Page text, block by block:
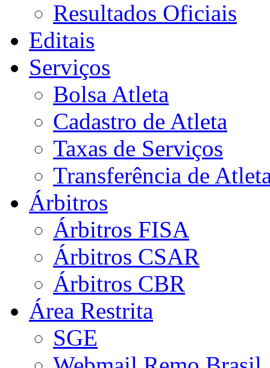
Resultados Oficiais
Editais
Serviços
Bolsa Atleta
Cadastro de Atleta
Taxas de Serviços
Transferência de
Árbitros
Árbitros FISA
Árbitros CSAR
Árbitros CBR
Área Restrita
SGE